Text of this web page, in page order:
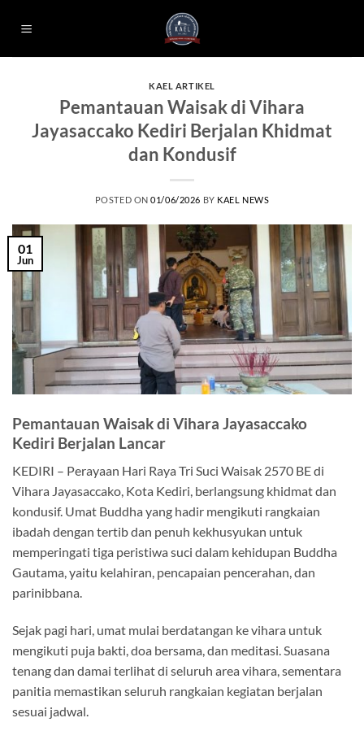
KAEL ARTIKEL
Pemantauan Waisak di Vihara
Jayasaccako Kediri Berjalan Khidmat
dan Kondusif
POSTED ON01/06/2026 BY KAEL NEWS
01
Jun
Pemantauan Waisak di Vihara Jayasaccako
Kediri Berjalan Lancar
KEDIRI – Perayaan Hari Raya Tri Suci Waisak 2570 BE di
Vihara Jayasaccako, Kota Kediri, berlangsung khidmat dan
kondusif. Umat Buddha yang hadir mengikuti rangkaian
ibadah dengan tertib dan penuh kekhusyukan untuk
memperingati tiga peristiwa suci dalam kehidupan Buddha
Gautama, yaitu kelahiran, pencapaian pencerahan, dan
parinibbana.
Sejak pagi hari, umat mulai berdatangan ke vihara untuk
mengikuti puja bakti, doa bersama, dan meditasi. Suasana
tenang dan damai terlihat di seluruh area vihara, sementara
panitia memastikan seluruh rangkaian kegiatan berjalan
sesuai jadwal.